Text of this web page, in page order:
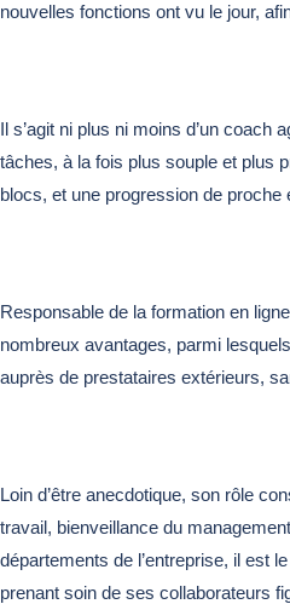
nouvelles fonctions ont vu le jour,
Il s’agit ni plus ni moins d’un coach
tâches, à la fois plus souple et plus
blocs, et une progression de proche
Responsable de la formation en
nombreux avantages, parmi
auprès de prestataires extérieurs,
Loin d’être anecdotique, son rôle
travail, bienveillance du
départements de l’entreprise, il est
prenant soin de ses collaborateurs